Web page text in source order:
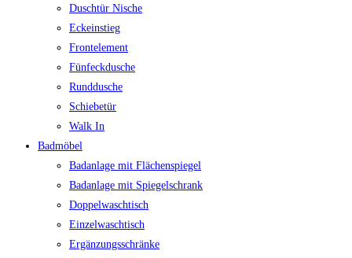
Duschtür Nische
Eckeinstieg
Frontelement
Fünfeckdusche
Runddusche
Schiebetür
Walk In
Badmöbel
Badanlage mit Flächenspiegel
Badanlage mit Spiegelschrank
Doppelwaschtisch
Einzelwaschtisch
Ergänzungsschränke